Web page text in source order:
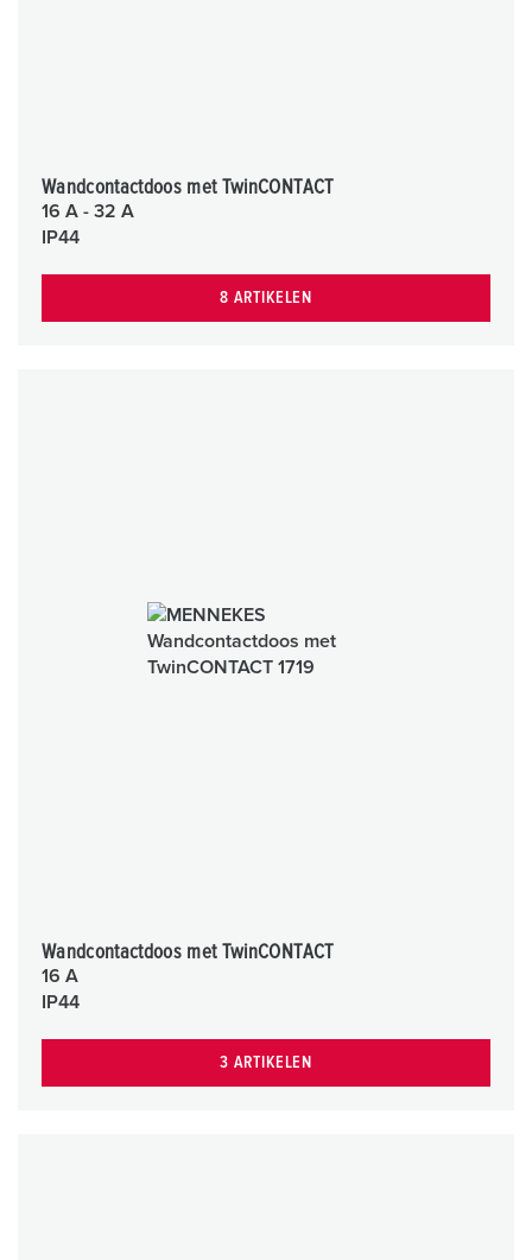
Wandcontactdoos met TwinCONTACT
16 A - 32 A
IP44
8 ARTIKELEN
Wandcontactdoos met TwinCONTACT
16 A
IP44
3 ARTIKELEN